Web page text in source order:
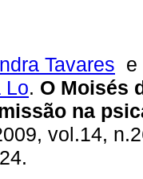
Tavares
Lo. O Moisés
na
vol.14,